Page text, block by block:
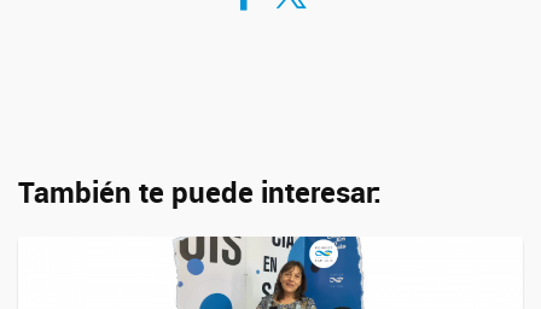
También te puede interesar: